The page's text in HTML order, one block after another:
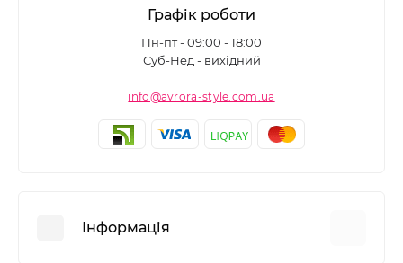
Графік роботи
Пн-пт - 09:00 - 18:00
Суб-Нед - вихідний
info@avrora-style.com.ua
Інформація